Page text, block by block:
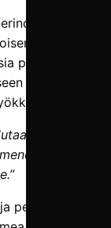
pitkältä
pelaajia
haetaan
myös
pelaajia,
”
perhetilanteet